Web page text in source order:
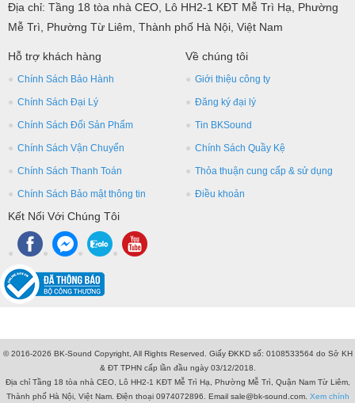
Địa chỉ: Tầng 18 tòa nhà CEO, Lô HH2-1 KĐT Mễ Trì Hạ, Phường
Mễ Trì, Phường Từ Liêm, Thành phố Hà Nội, Việt Nam
Hỗ trợ khách hàng
Chính Sách Bảo Hành
Chính Sách Đại Lý
Chính Sách Đổi Sản Phẩm
Chính Sách Vận Chuyển
Chính Sách Thanh Toán
Chính Sách Bảo mật thông tin
Về chúng tôi
Giới thiệu công ty
Đăng ký đại lý
Tin BKSound
Chính Sách Quầy Kệ
Thỏa thuận cung cấp & sử dụng
Điều khoản
Kết Nối Với Chúng Tôi
© 2016-2026 BK-Sound Copyright, All Rights Reserved. Giấy ĐKKD số: 0108533564 do Sở KH
& ĐT TPHN cấp lần đầu ngày 03/12/2018.
Địa chỉ Tầng 18 tòa nhà CEO, Lô HH2-1 KĐT Mễ Trì Hạ, Phường Mễ Trì, Quận Nam Từ Liêm,
Thành phố Hà Nội, Việt Nam. Điện thoại 0974072896. Email sale@bk-sound.com. Xem chính